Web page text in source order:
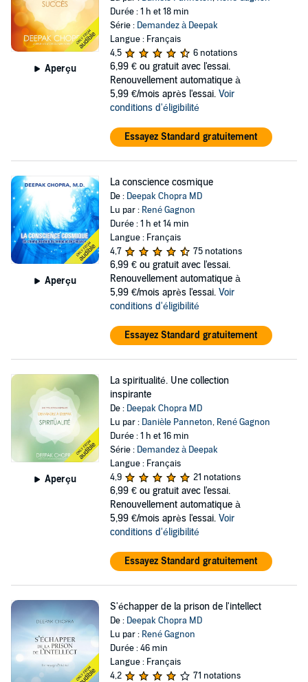
Aperçu
Durée : 1 h et 18 min
Série : Demandez à Deepak
Langue : Français
4,5
6 notations
6,99 € ou gratuit avec l'essai.
Renouvellement automatique à
5,99 €/mois après l'essai. Voir
conditions d'éligibilité
Essayez Standard gratuitement
Aperçu
La conscience cosmique
De : Deepak Chopra MD
Lu par : René Gagnon
Durée : 1 h et 14 min
Langue : Français
4,7
75 notations
6,99 € ou gratuit avec l'essai.
Renouvellement automatique à
5,99 €/mois après l'essai. Voir
conditions d'éligibilité
Essayez Standard gratuitement
Aperçu
La spiritualité. Une collection
inspirante
De : Deepak Chopra MD
Lu par : Danièle Panneton, René Gagnon
Durée : 1 h et 16 min
Série : Demandez à Deepak
Langue : Français
4,9
21 notations
6,99 € ou gratuit avec l'essai.
Renouvellement automatique à
5,99 €/mois après l'essai. Voir
conditions d'éligibilité
Essayez Standard gratuitement
S'échapper de la prison de l'intellect
De : Deepak Chopra MD
Lu par : René Gagnon
Durée : 46 min
Langue : Français
4,2
71 notations